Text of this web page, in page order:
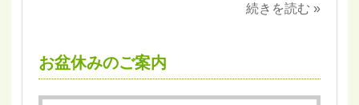
続きを読む »
お盆休みのご案内